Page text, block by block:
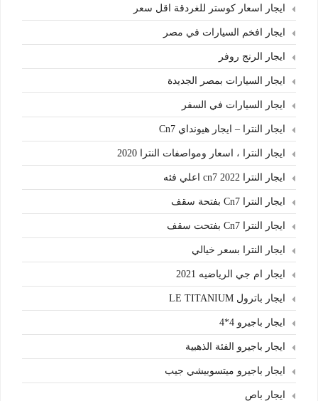
ايجار اسعار كوستر للغردقة اقل سعر
ايجار افخم السيارات في مصر
ايجار الرنج روفر
ايجار السيارات بمصر الجديدة
ايجار السيارات في السفر
ايجار النترا – ايجار هيونداي Cn7
ايجار النترا ، اسعار ومواصفات النترا 2020
ايجار النترا cn7 2022 اعلي فئه
ايجار النترا Cn7 بفتحة سقف
ايجار النترا Cn7 بفتحت سقف
ايجار النترا بسعر خيالي
ايجار ام جي الرياضيه 2021
ايجار باترول LE TITANIUM
ايجار باجيرو 4*4
ايجار باجيرو الفئة الذهبية
ايجار باجيرو ميتسوبيشي جيب
ايجار باص